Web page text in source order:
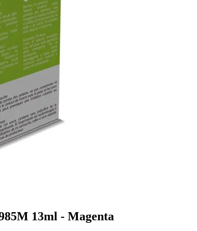
13ml - Magenta